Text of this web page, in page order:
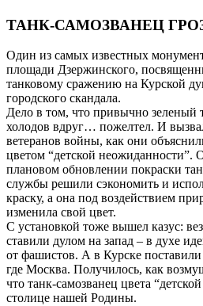
ТАНК-САМОЗВАНЕЦ
Один из самых известных
площади Дзержинского,
танковому сражению на Курской
городского скандала.
Дело в том, что привычно зеленый
холодов вдруг… пожелтел. И
ветеранов войны, как они
цветом “детской неожиданности”.
плановом обновлении покраски
службы решили сэкономить и
краску, а она под воздействием
изменила свой цвет.
С установкой тоже вышел казус:
ставили дулом на запад – в духе
от фашистов. А в Курске поставили
где Москва. Получилось, как
что танк-самозванец цвета
столице нашей Родины.